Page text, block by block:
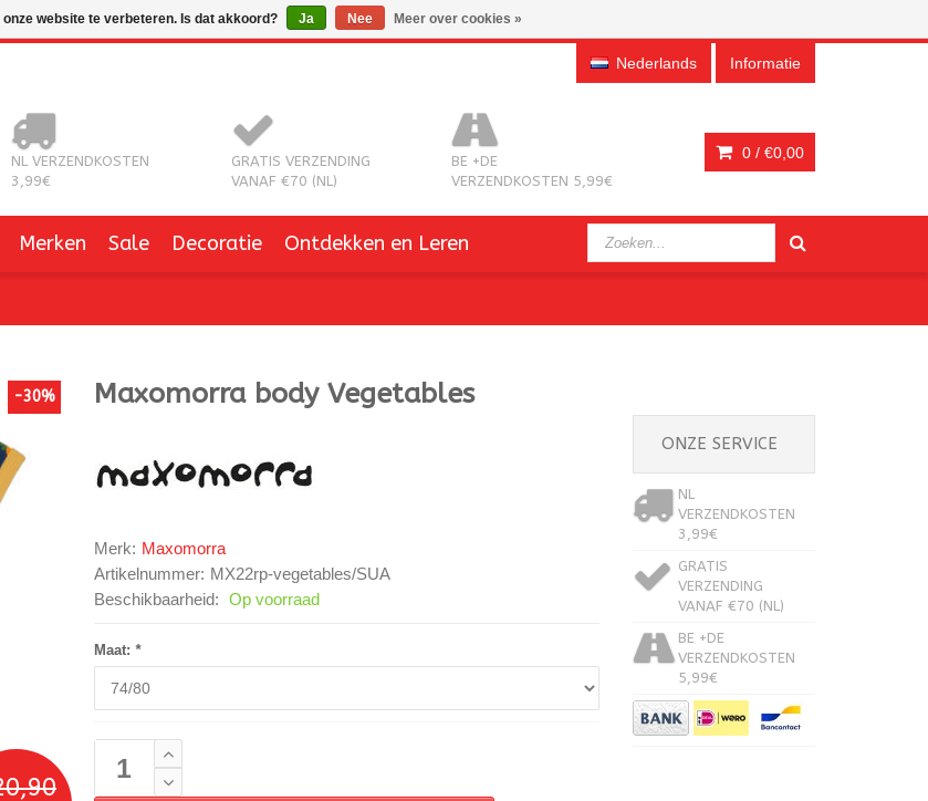
Nederlands Informatie
NL VERZENDKOSTEN
3,99€
GRATIS VERZENDING
VANAF €70 (NL)
BE +DE
VERZENDKOSTEN 5,99€
0 / €0,00
Merken Sale Decoratie Ontdekken en Leren
-30% Maxomorra body Vegetables
Merk: Maxomorra
Artikelnummer: MX22rp-vegetables/SUA
Beschikbaarheid: Op voorraad
Maat: *
ONZE SERVICE
NL
VERZENDKOSTEN
3,99€
GRATIS
VERZENDING
VANAF €70 (NL)
BE +DE
VERZENDKOSTEN
5,99€
website te verbeteren. Is dat akkoord? Ja Nee Meer over cookies »